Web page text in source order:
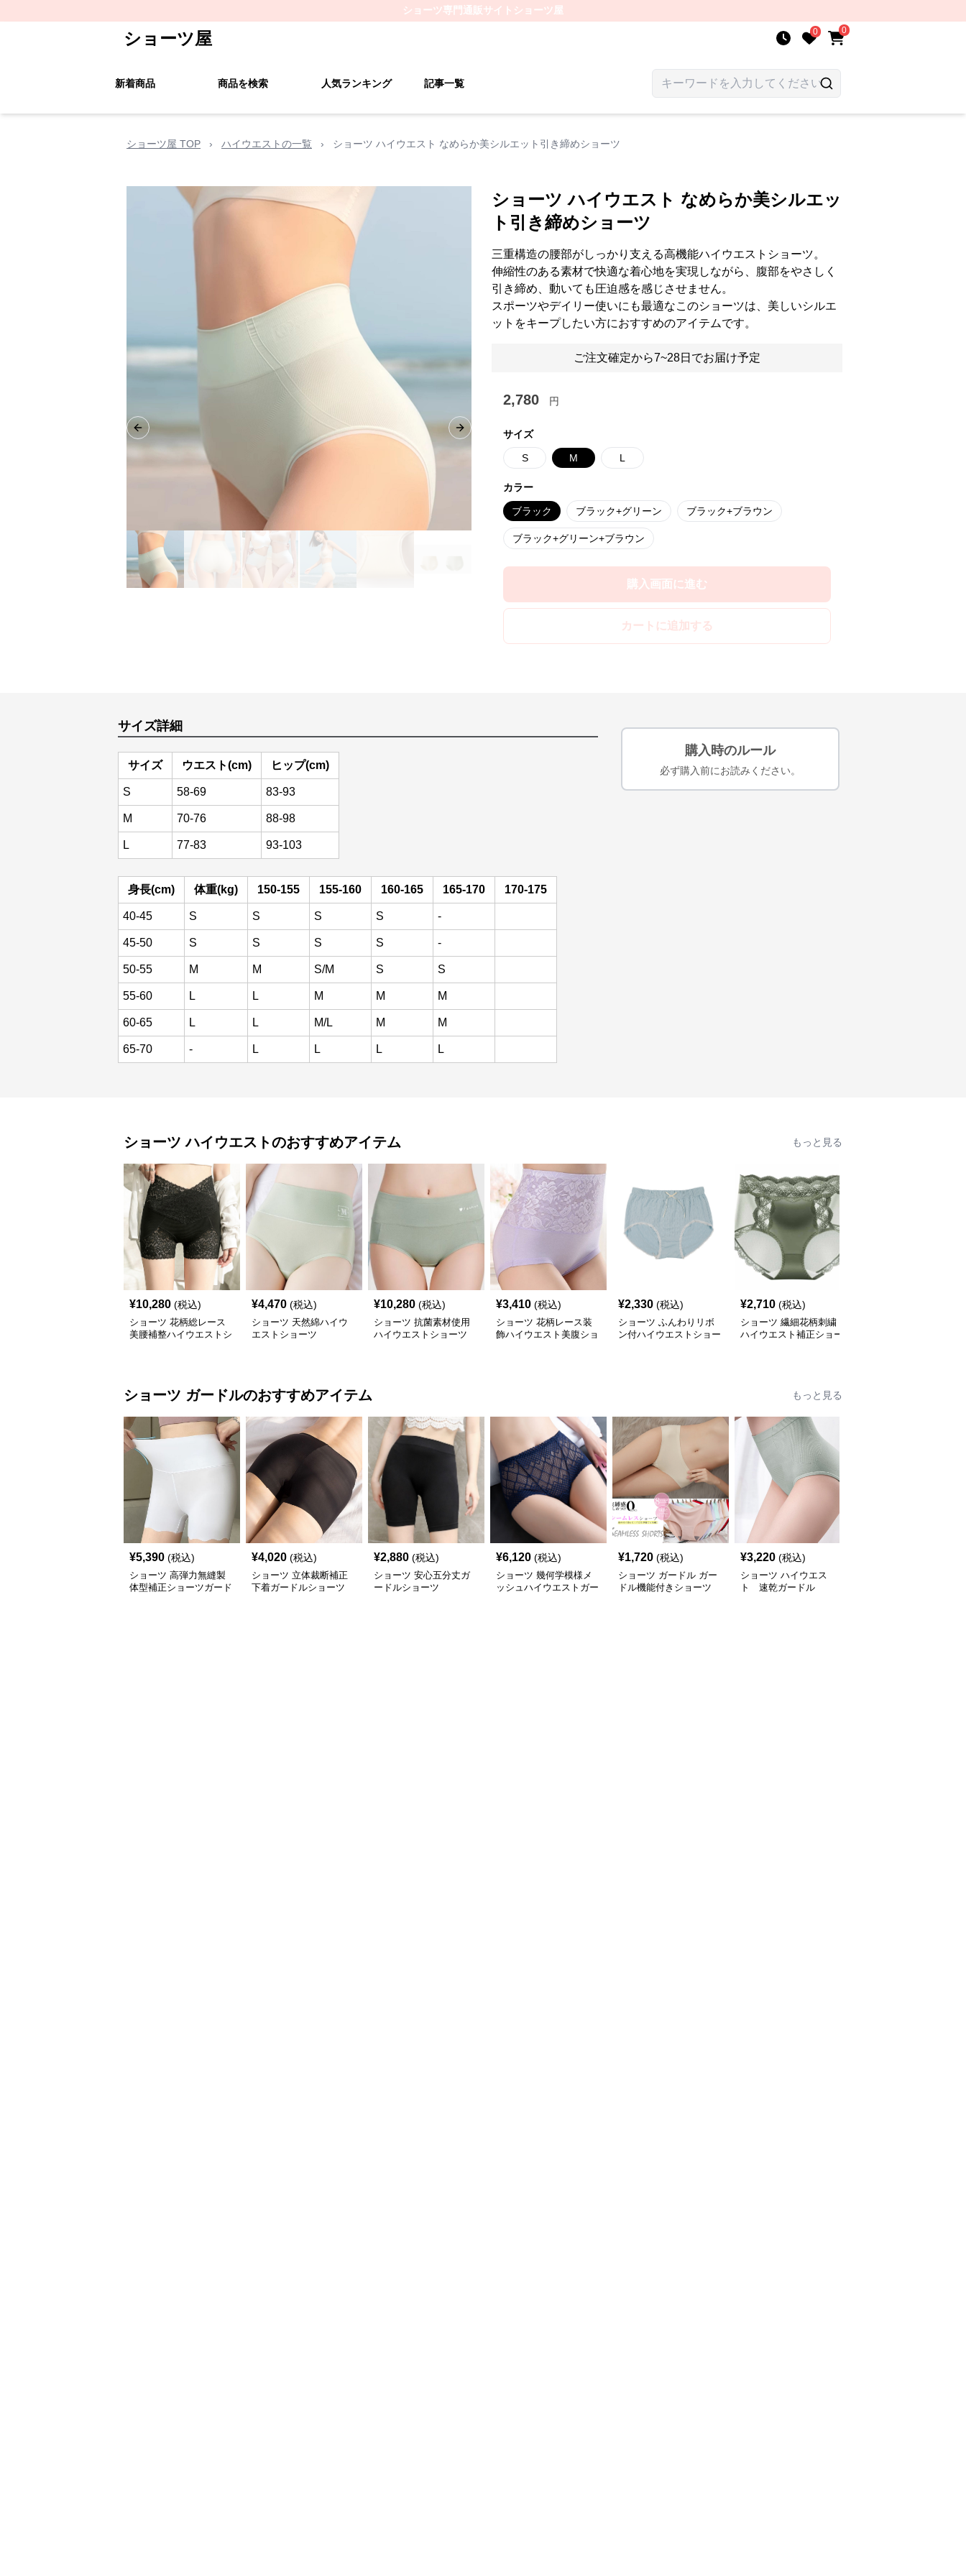
ショーツ専門通販サイト ショーツ屋
ショーツ屋 0 0
新着商品 商品を検索 人気ランキング 記事一覧
ショーツ屋 TOP › ハイウエストの一覧 › ショーツ ハイウエスト なめらか美シルエット引き締めショーツ
Previous slide Next slide
ショーツ ハイウエスト なめらか美シルエッ
ト引き締めショーツ
三重構造の腰部がしっかり支える高機能ハイウエストショーツ。
伸縮性のある素材で快適な着心地を実現しながら、腹部をやさしく
引き締め、動いても圧迫感を感じさせません。
スポーツやデイリー使いにも最適なこのショーツは、美しいシルエ
ットをキープしたい方におすすめのアイテムです。
ご注文確定から7~28日でお届け予定
2,780 円
サイズ
S M L
カラー
ブラック ブラック+グリーン ブラック+ブラウン
ブラック+グリーン+ブラウン
購入画面に進む
カートに追加する
サイズ詳細
サイズ ウエスト(cm) ヒップ(cm)
S 58-69 83-93
M 70-76 88-98
L 77-83 93-103
身長(cm) 体重(kg) 150-155 155-160 160-165 165-170 170-175
40-45 S S S S -
45-50 S S S S -
50-55 M M S/M S S
55-60 L L M M M
60-65 L L M/L M M
65-70 - L L L L
購入時のルール
必ず購入前にお読みください。
ショーツ ハイウエストのおすすめアイテム もっと見る
¥10,280 (税込)
ショーツ 花柄総レース
美腰補整ハイウエストシ
¥4,470 (税込)
ショーツ 天然綿ハイウ
エストショーツ
¥10,280 (税込)
ショーツ 抗菌素材使用
ハイウエストショーツ
¥3,410 (税込)
ショーツ 花柄レース装
飾ハイウエスト美腹ショ
¥2,330 (税込)
ショーツ ふんわりリボ
ン付ハイウエストショー
¥2,710 (税込)
ショーツ 繊細花柄刺繍
ハイウエスト補正ショー
ショーツ ガードルのおすすめアイテム もっと見る
¥5,390 (税込)
ショーツ 高弾力無縫製
体型補正ショーツガード
¥4,020 (税込)
ショーツ 立体裁断補正
下着ガードルショーツ
¥2,880 (税込)
ショーツ 安心五分丈ガ
ードルショーツ
¥6,120 (税込)
ショーツ 幾何学模様メ
ッシュハイウエストガー
¥1,720 (税込)
ショーツ ガードル ガー
ドル機能付きショーツ
¥3,220 (税込)
ショーツ ハイウエス
ト 速乾ガードル